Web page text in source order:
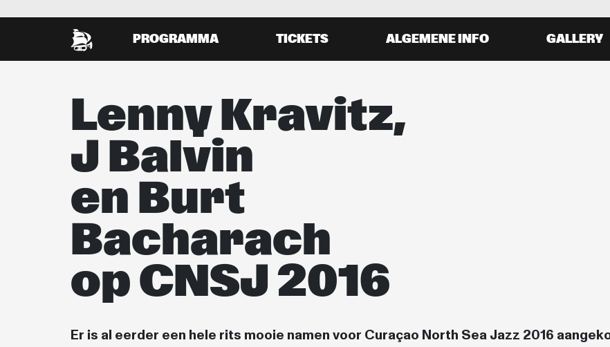
PROGRAMMA TICKETS ALGEMENE INFO GALLERY
Lenny Kravitz,
J Balvin
en Burt
Bacharach
op CNSJ 2016
Er is al eerder een hele rits mooie namen voor Curaçao North Sea Jazz 2016